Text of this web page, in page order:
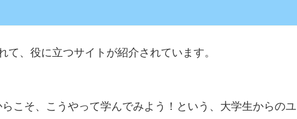
て、 役に立つサイトが紹介されています。
こそ、こうやって学んでみよう！という、 大学生からのユ